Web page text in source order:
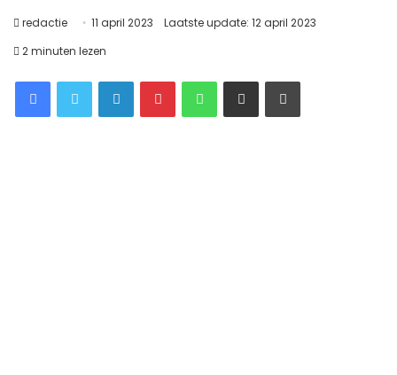
redactie 11 april 2023
Laatste update: 12 april 2023
2 minuten lezen
FacebookTwitter LinkedInPinterestWhatsApp
Delen via Email Printen